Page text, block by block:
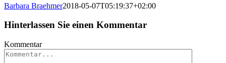
Barbara Braehmer2018-05-07T05:19:37+02:00
Hinterlassen Sie einen Kommentar
Kommentar